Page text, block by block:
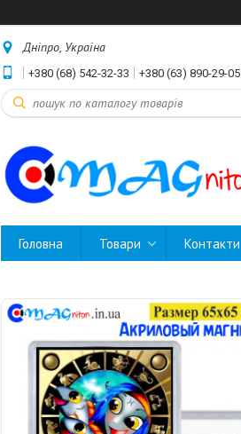
Дніпро, Україна
+380 (68) 542-32-33 +380 (63) 890-29-05
Головна Товари Контакти